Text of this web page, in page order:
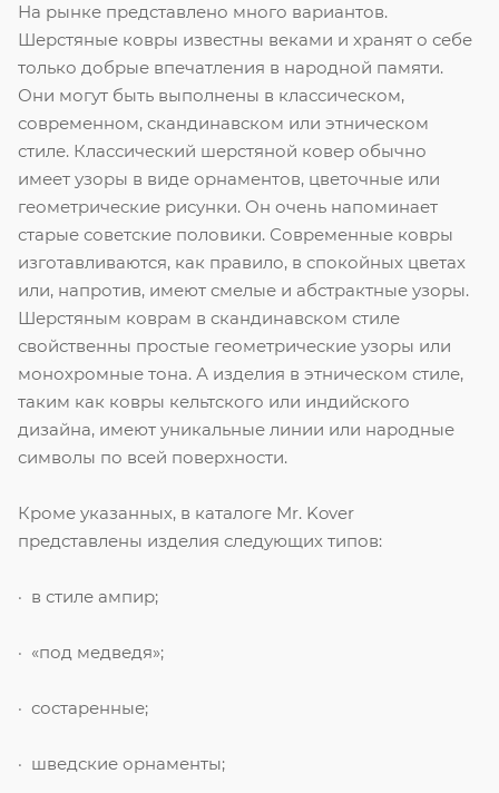
На рынке представлено много вариантов.
Шерстяные ковры известны веками и хранят о себе
только добрые впечатления в народной памяти.
Они могут быть выполнены в классическом,
современном, скандинавском или этническом
стиле. Классический шерстяной ковер обычно
имеет узоры в виде орнаментов, цветочные или
геометрические рисунки. Он очень напоминает
старые советские половики. Современные ковры
изготавливаются, как правило, в спокойных цветах
или, напротив, имеют смелые и абстрактные узоры.
Шерстяным коврам в скандинавском стиле
свойственны простые геометрические узоры или
монохромные тона. А изделия в этническом стиле,
таким как ковры кельтского или индийского
дизайна, имеют уникальные линии или народные
символы по всей поверхности.
Кроме указанных, в каталоге Mr. Kover
представлены изделия следующих типов:
· в стиле ампир;
· «под медведя»;
· состаренные;
· шведские орнаменты;